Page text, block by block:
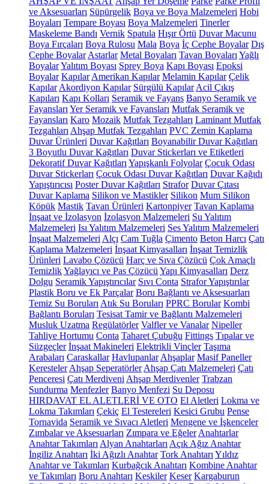
ve Aksesuarları Süpürgelik Boya ve Boya Malzemeleri Hobi
Boyaları Tempare Boyası Boya Malzemeleri Tinerler
Maskeleme Bandı Vernik Spatula Hışır Örtü Duvar Macunu
Boya Fırçaları Boya Rulosu Mala Boya İç Cephe Boyalar Dış
Cephe Boyalar Astarlar Metal Boyaları Tavan Boyaları Yağlı
BoyalarYalıtım Boyası Sprey Boya Kapı Boyası Epoksi
Boyalar Kapılar Amerikan Kapılar Melamin Kapılar Çelik
Kapılar Akordiyon Kapılar Sürgülü Kapılar Acil Çıkış
Kapıları Kapı Kolları Seramik ve Fayans Banyo Seramik ve
Fayansları Yer Seramik ve Fayansları Mutfak Seramik ve
Fayansları Karo Mozaik Mutfak Tezgahları Laminant Mutfak
Tezgahları Ahşap Mutfak Tezgahları PVC Zemin Kaplama
Duvar Ürünleri Duvar Kağıtları Boyanabilir Duvar Kağıtları
3 Boyutlu Duvar Kağıtları Duvar Stickerları ve Etiketleri
Dekoratif Duvar Kağıtları Yapışkanlı Folyolar Çocuk Odası
Duvar Stickerları Çocuk Odası Duvar Kağıtları Duvar Kağıdı
Yapıştırıcısı Poster Duvar Kağıtları Strafor Duvar Çıtası
Duvar Kaplama Silikon ve Mastikler Silikon Mum Silikon
Köpük Mastik Tavan Ürünleri Kartonpiyer Tavan Kaplama
İnşaat ve İzolasyon İzolasyon Malzemeleri Su Yalıtım
Malzemeleri Isı Yalıtım Malzemeleri Ses Yalıtım Malzemeleri
İnşaat Malzemeleri Alçı Cam Tuğla Çimento Beton Harcı Çatı
Kaplama Malzemeleri İnşaat Kimyasalları İnşaat Temizlik
Ürünleri Lavabo Çözücü Harç ve Sıva Çözücü Çok Amaçlı
TemizlikYağlayıcı ve Pas Çözücü Yapı Kimyasalları Derz
Dolgu Seramik Yapıştırıcılar Sıvı Conta Strafor Yapıştırılar
Plastik Boru ve Ek Parçalar Boru Bağlantı ve Aksesuarları
Temiz Su Boruları Atık Su Boruları PPRC Borular Kombi
Bağlantı Boruları Tesisat Tamir ve Bağlantı Malzemeleri
Musluk Uzatma Regülatörler Valfler ve Vanalar Nipeller
Tahliye Hortumu Conta Taharet Çubuğu Fittings Tıpalar ve
Süzgeçler İnşaat Makineleri Elektrikli Vinçler Taşıma
Arabaları Caraskallar Havlupanlar Ahşaplar Masif Paneller
Keresteler Ahşap Seperatörler Ahşap Çatı Malzemeleri Çatı
Penceresi Çatı Merdiveni Ahşap Merdivenler Trabzan
Sundurma Menfezler Banyo Menfezi Su Deposu
HIRDAVAT EL ALETLERİ VE OTO El Aletleri Lokma ve
Lokma Takımları Çekiç El Testereleri Kesici Grubu Pense
Tornavida Seramik ve Sıvacı Aletleri Mengene ve İşkenceler
Zımbalar ve Aksesuarları Zımpara ve Eğeler Anahtarlar
Anahtar Takımları Alyan Anahtarları Açık Ağız Anahtar
İngiliz Anahtarı İki Ağızlı Anahtar Tork Anahtarı Yıldız
Anahtar ve Takımları Kurbağcık Anahtarı Kombine Anahtar
ve Takımları Boru Anahtarı Keskiler Keser Kargaburun